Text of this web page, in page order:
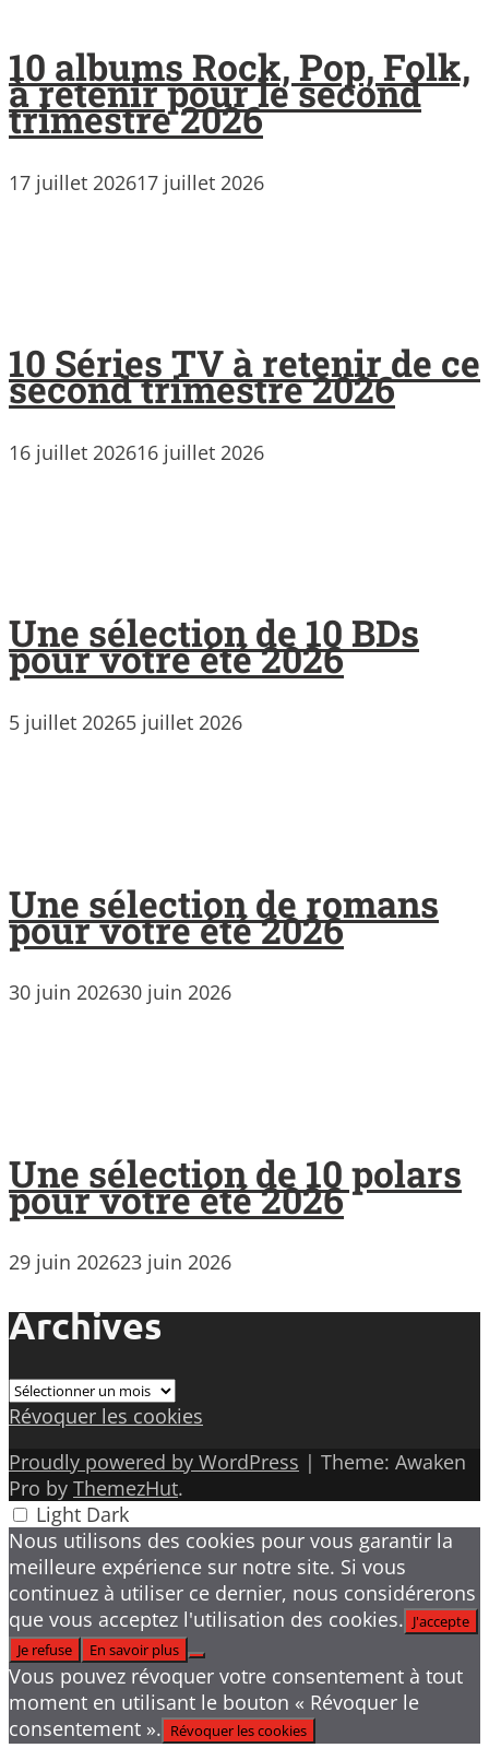
10 albums Rock, Pop, Folk,
à retenir pour le second
trimestre 2026
17 juillet 202617 juillet 2026
10 Séries TV à retenir de ce
second trimestre 2026
16 juillet 202616 juillet 2026
Une sélection de 10 BDs
pour votre été 2026
5 juillet 20265 juillet 2026
Une sélection de romans
pour votre été 2026
30 juin 202630 juin 2026
Une sélection de 10 polars
pour votre été 2026
29 juin 202623 juin 2026
Archives
Archives
Révoquer les cookies
Proudly powered by WordPress | Theme: Awaken
Pro by ThemezHut.
Light Dark
Nous utilisons des cookies pour vous garantir la
meilleure expérience sur notre site. Si vous
continuez à utiliser ce dernier, nous considérerons
que vous acceptez l'utilisation des cookies. J'accepte
Je refuse
En savoir plus
Vous pouvez révoquer votre consentement à tout
moment en utilisant le bouton « Révoquer le
consentement ». Révoquer les cookies